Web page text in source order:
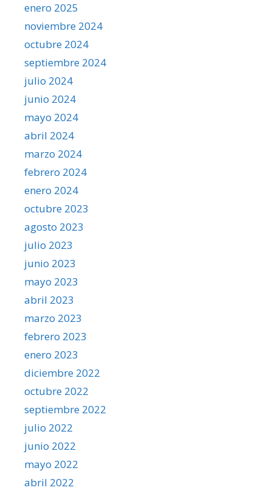
enero 2025
noviembre 2024
octubre 2024
septiembre 2024
julio 2024
junio 2024
mayo 2024
abril 2024
marzo 2024
febrero 2024
enero 2024
octubre 2023
agosto 2023
julio 2023
junio 2023
mayo 2023
abril 2023
marzo 2023
febrero 2023
enero 2023
diciembre 2022
octubre 2022
septiembre 2022
julio 2022
junio 2022
mayo 2022
abril 2022